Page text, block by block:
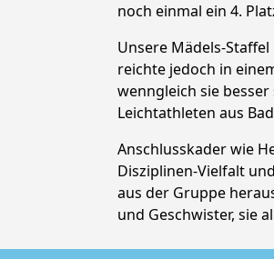
noch einmal ein 4.
Unsere Mädels-
reichte jedoch in
wenngleich sie
Leichtathleten aus
Anschlusskader wie
Disziplinen-Vielfalt
aus der Gruppe
und Geschwister, sie